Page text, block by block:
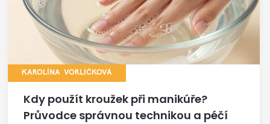
KAROLÍNA VORLÍČKOVÁ
Kdy použít kroužek při manikúře?
Průvodce správnou technikou a péčí